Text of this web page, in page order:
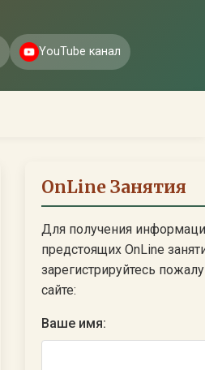
YouTube канал
OnLine Занятия
Для получения
предстоящих OnLine
зарегистрируйтесь
сайте:
Ваше имя: